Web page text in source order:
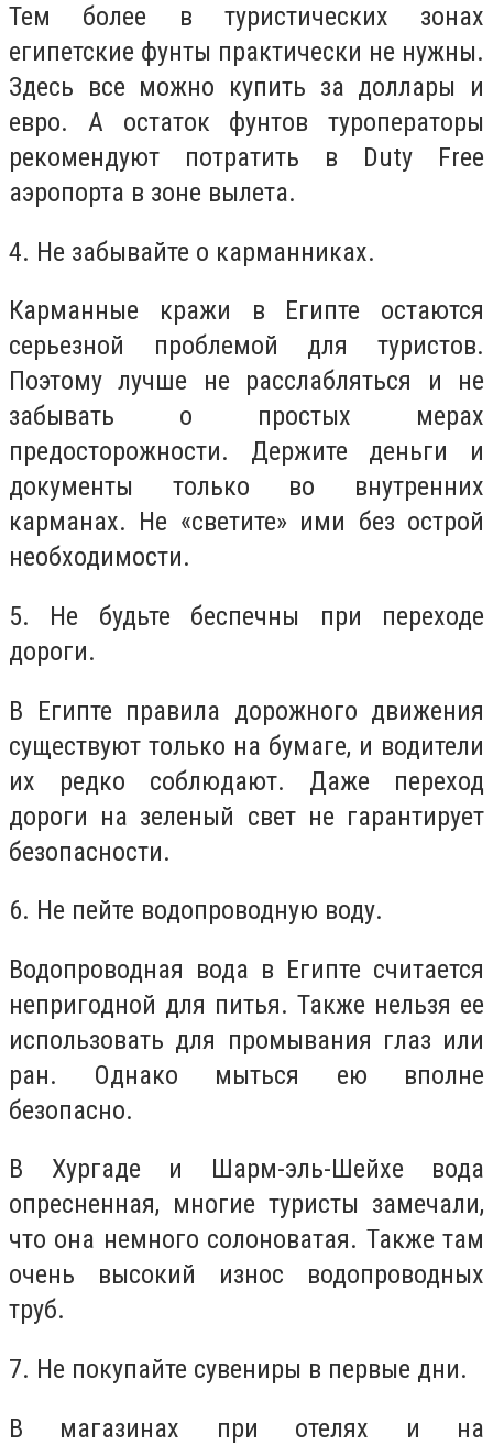
Тем более в туристических зонах
египетские фунты практически не нужны.
Здесь все можно купить за доллары и
евро. А остаток фунтов туроператоры
рекомендуют потратить в Duty Free
аэропорта в зоне вылета.
4. Не забывайте о карманниках.
Карманные кражи в Египте остаются
серьезной проблемой для туристов.
Поэтому лучше не расслабляться и не
забывать о простых мерах
предосторожности. Держите деньги и
документы только во внутренних
карманах. Не «светите» ими без острой
необходимости.
5. Не будьте беспечны при переходе
дороги.
В Египте правила дорожного движения
существуют только на бумаге, и водители
их редко соблюдают. Даже переход
дороги на зеленый свет не гарантирует
безопасности.
6. Не пейте водопроводную воду.
Водопроводная вода в Египте считается
непригодной для питья. Также нельзя ее
использовать для промывания глаз или
ран. Однако мыться ею вполне
безопасно.
В Хургаде и Шарм-эль-Шейхе вода
опресненная, многие туристы замечали,
что она немного солоноватая. Также там
очень высокий износ водопроводных
труб.
7. Не покупайте сувениры в первые дни.
В магазинах при отелях и на